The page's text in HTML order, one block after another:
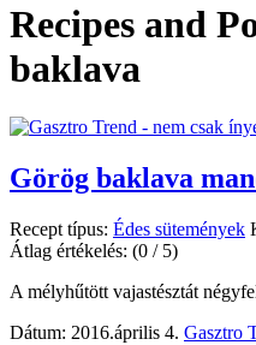
Recipes and
baklava
Görög baklava
Recept típus: Édes sütemények
Átlag értékelés: (0 / 5)
A mélyhűtött vajastésztát
Dátum: 2016.április 4. Gasztro